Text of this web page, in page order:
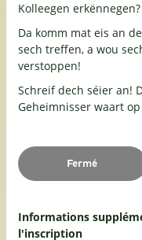
Kolleegen erkënnegen?
Da komm mat eis an
sech treffen, a wou
verstoppen!
Schreif dech séier an!
Geheimnisser waart
Fermé
Informations
l'inscription